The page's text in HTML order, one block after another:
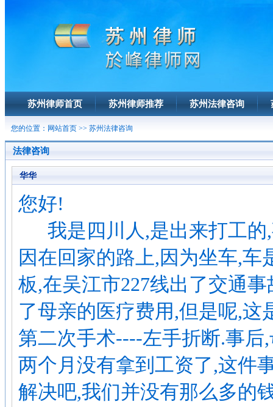
苏州律师首页 苏州律师推荐 苏州法律咨询
您的位置： 网站首页 >> 苏州法律咨询
法律咨询
华华
您好!
我是四川人,是出来打工的,
因在回家的路上,因为坐车,
板,在吴江市227线出了交通
了母亲的医疗费用,但是呢,这
第二次手术----左手折断.事
两个月没有拿到工资了,这件
解决吧,我们并没有那么多的